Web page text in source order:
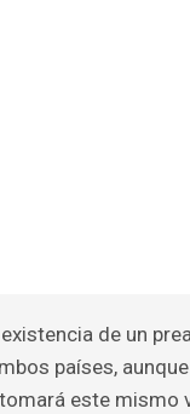
de un
países,
este mismo